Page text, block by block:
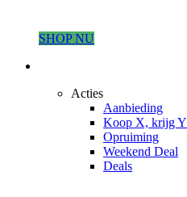
SHOP NU
Acties
Aanbieding
Koop X, krijg
Opruiming
Weekend Deal
Deals